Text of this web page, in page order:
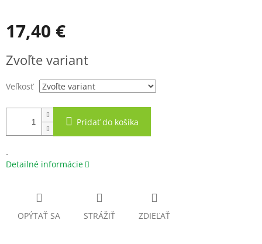
17,40 €
cena:
Zvoľte variant
Veľkosť
Pridať do košíka
-
Detailné informácie
OPÝTAŤ SA STRÁŽIŤ ZDIEĽAŤ